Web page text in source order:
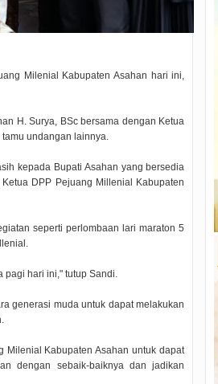
Milenial Kabupaten Asahan hari ini,
H. Surya, BSc bersama dengan Ketua
undangan lainnya.
kepada Bupati Asahan yang bersedia
DPP Pejuang Millenial Kabupaten
seperti perlombaan lari maraton 5
hari ini," tutup Sandi.
generasi muda untuk dapat melakukan
Milenial Kabupaten Asahan untuk dapat
dengan sebaik-baiknya dan jadikan